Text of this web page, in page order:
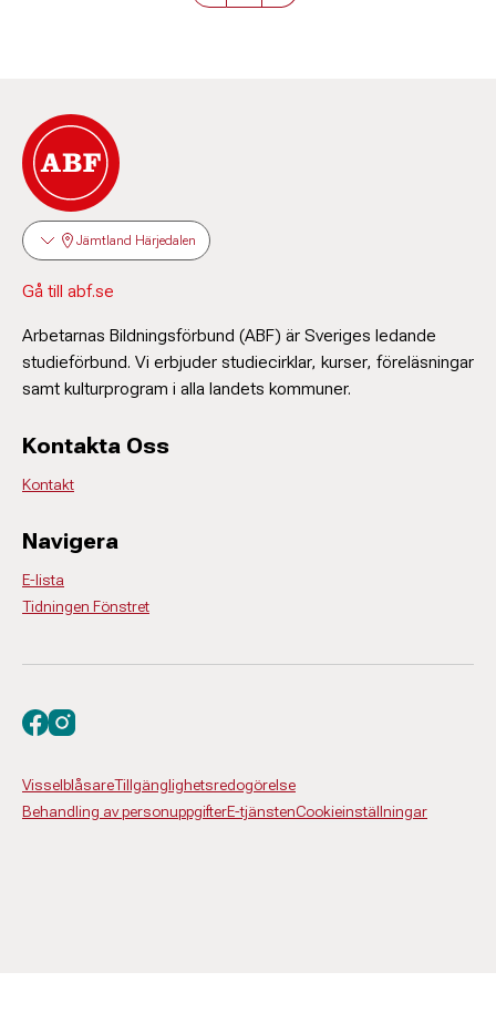
Jämtland Härjedalen
Gå till abf.se
Arbetarnas Bildningsförbund (ABF) är Sveriges ledande
studieförbund. Vi erbjuder studiecirklar, kurser, föreläsningar
samt kulturprogram i alla landets kommuner.
Kontakta Oss
Kontakt
Navigera
E-lista
Tidningen Fönstret
VisselblåsareTillgänglighetsredogörelse
Behandling av personuppgifterE-tjänstenCookieinställningar
Besök oss på facebook
Besök oss på instagram